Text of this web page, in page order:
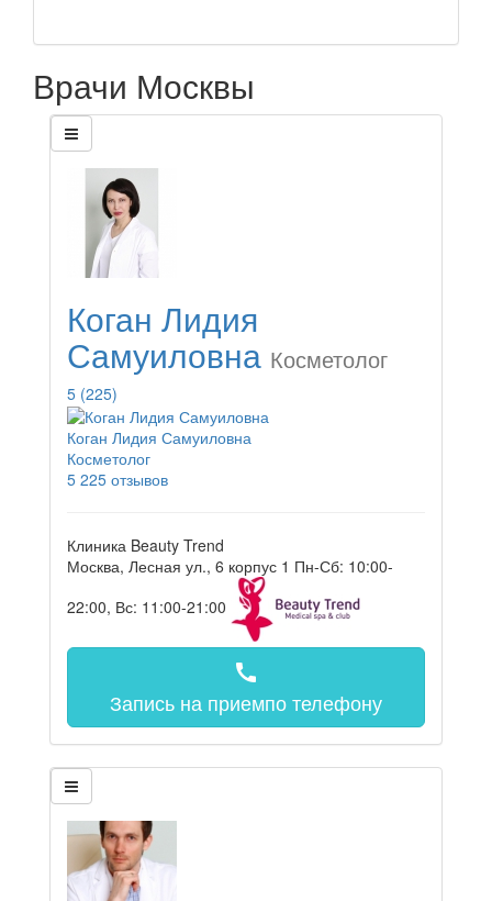
Врачи Москвы
Коган Лидия
Самуиловна Косметолог
5 (225)
Коган Лидия Самуиловна
Косметолог
5 225 отзывов
Клиника Beauty Trend
Москва, Лесная ул., 6 корпус 1 Пн-Сб: 10:00-
22:00, Вс: 11:00-21:00
call
Запись на приемпо телефону